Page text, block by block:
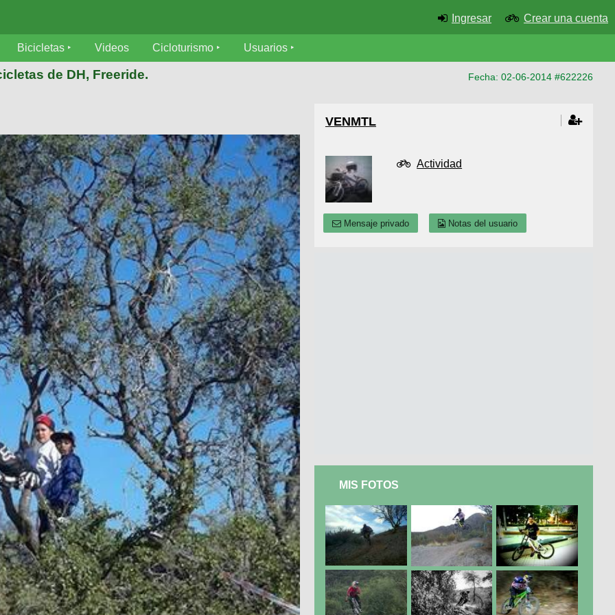
Ingresar Crear una cuenta
Bicicletas Videos Cicloturismo Usuarios
de DH, Freeride. Fecha: 02-06-2014 #622226
VENMTL
Actividad
Mensaje privado Notas del usuario
MIS FOTOS